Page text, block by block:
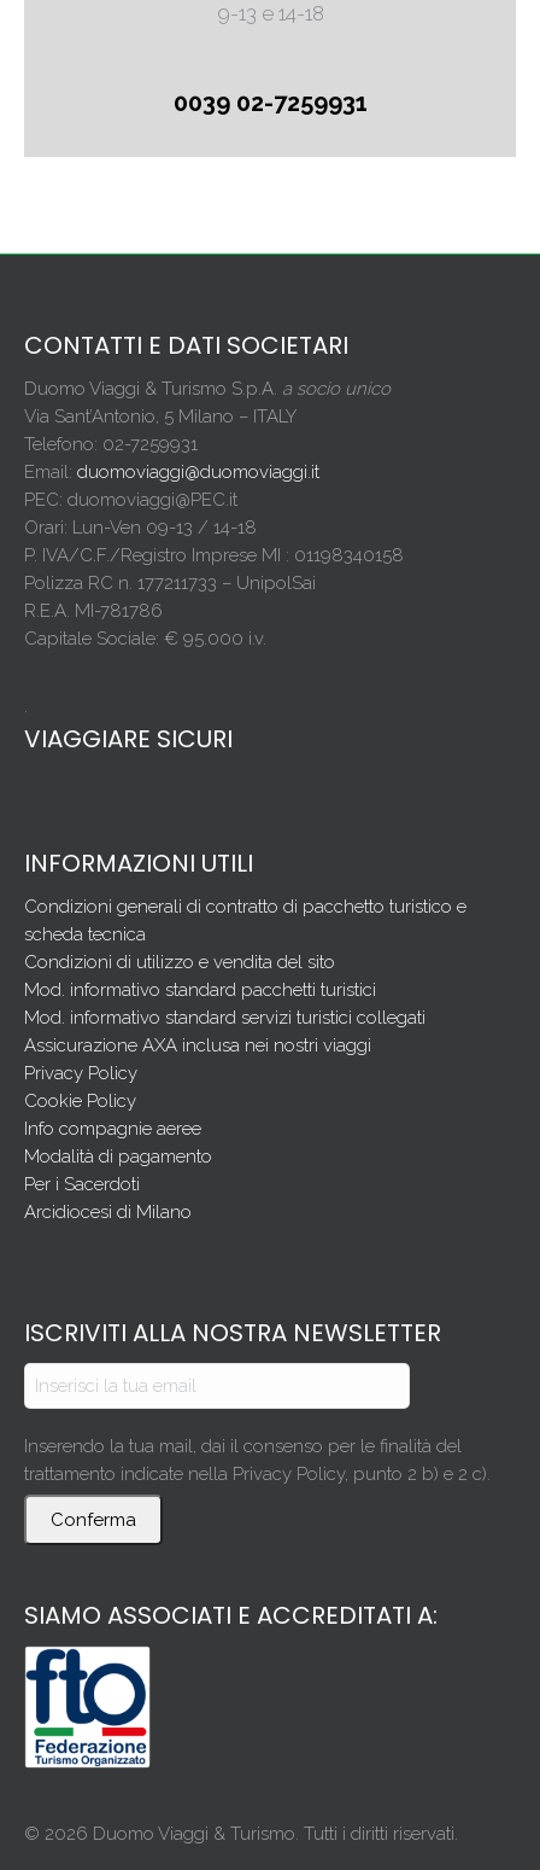
9-13 e 14-18
0039 02-7259931
CONTATTI E DATI SOCIETARI
Duomo Viaggi & Turismo S.p.A. a socio unico
Via Sant’Antonio, 5 Milano – ITALY
Telefono: 02-7259931
Email: duomoviaggi@duomoviaggi.it
PEC: duomoviaggi@PEC.it
Orari: Lun-Ven 09-13 / 14-18
P. IVA/C.F./Registro Imprese MI : 01198340158
Polizza RC n. 177211733 – UnipolSai
R.E.A. MI-781786
Capitale Sociale: € 95.000 i.v.
.
VIAGGIARE SICURI
INFORMAZIONI UTILI
Condizioni generali di contratto di pacchetto turistico e
scheda tecnica
Condizioni di utilizzo e vendita del sito
Mod. informativo standard pacchetti turistici
Mod. informativo standard servizi turistici collegati
Assicurazione AXA inclusa nei nostri viaggi
Privacy Policy
Cookie Policy
Info compagnie aeree
Modalità di pagamento
Per i Sacerdoti
Arcidiocesi di Milano
ISCRIVITI ALLA NOSTRA NEWSLETTER
Inserendo la tua mail, dai il consenso per le finalità del
trattamento indicate nella Privacy Policy, punto 2 b) e 2 c).
Conferma
SIAMO ASSOCIATI E ACCREDITATI A:
© 2026 Duomo Viaggi & Turismo. Tutti i diritti riservati.